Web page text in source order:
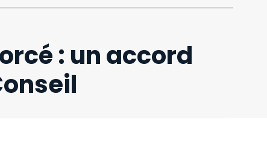
: un accord